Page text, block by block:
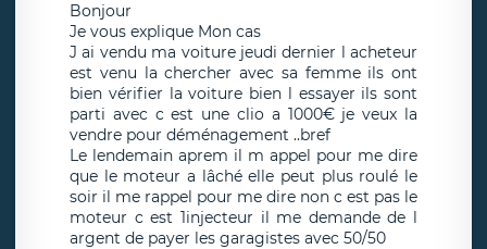
Bonjour
Je vous explique Mon cas
J ai vendu ma voiture jeudi dernier l acheteur
est venu la chercher avec sa femme ils ont
bien vérifier la voiture bien l essayer ils sont
parti avec c est une clio a 1000€ je veux la
vendre pour déménagement ..bref
Le lendemain aprem il m appel pour me dire
que le moteur a lâché elle peut plus roulé le
soir il me rappel pour me dire non c est pas le
moteur c est 1injecteur il me demande de l
argent de payer les garagistes avec 50/50